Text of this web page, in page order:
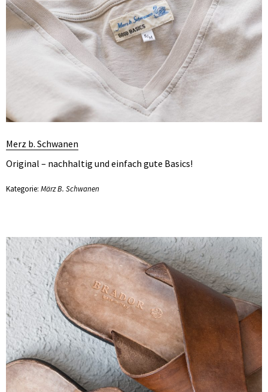
Merz b. Schwanen
Original – nachhaltig und einfach gute Basics!
Kategorie: März B. Schwanen